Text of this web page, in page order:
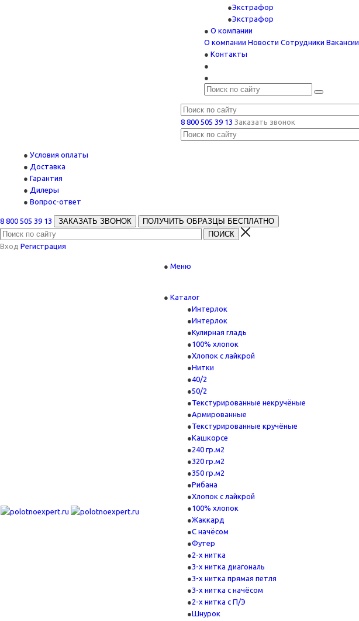
Экстрафор
Экстрафор
О компании
О компании Новости Сотрудники Вакансии
Контакты
8 800 505 39 13 Заказать звонок
Условия оплаты
Доставка
Гарантия
Дилеры
Вопрос-ответ
8 800 505 39 13 ЗАКАЗАТЬ ЗВОНОК ПОЛУЧИТЬ ОБРАЗЦЫ БЕСПЛАТНО
Вход Регистрация
Меню
Каталог
Интерлок
Интерлок
Кулирная гладь
100% хлопок
Хлопок с лайкрой
Нитки
40/2
50/2
Текстурированные некручёные
Армированные
Текстурированные кручёные
Кашкорсе
240 гр.м2
320 гр.м2
350 гр.м2
Рибана
Хлопок с лайкрой
100% хлопок
Жаккард
С начёсом
Футер
2-х нитка
3-х нитка диагональ
3-х нитка прямая петля
3-х нитка с начёсом
2-х нитка с П/Э
Шнурок